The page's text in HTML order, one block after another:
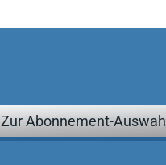
Zur Abonnement-Auswahl